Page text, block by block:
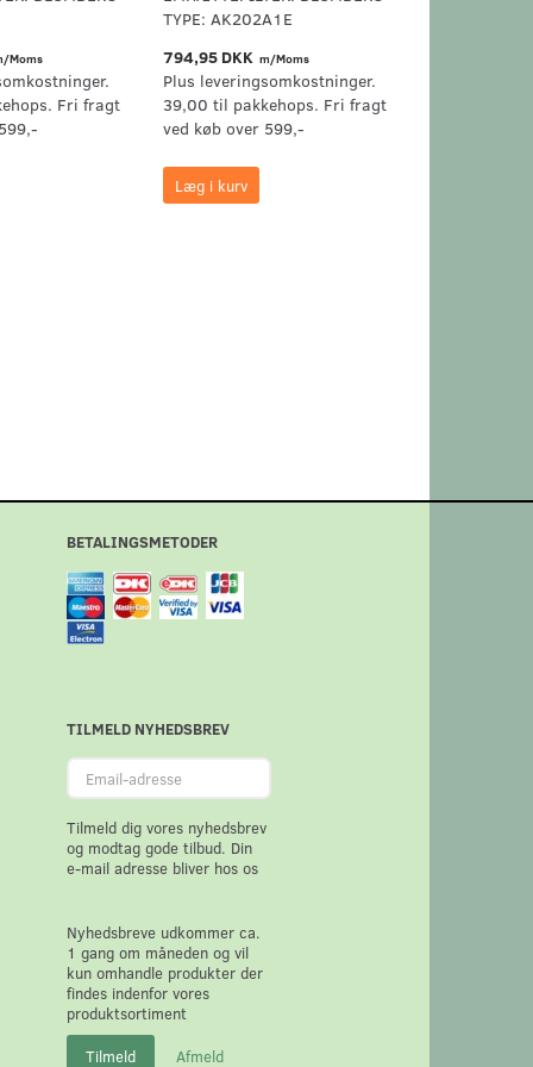
Moms
Fri fragt
TYPE: AK202A1E
794,95 DKK m/Moms
Plus leveringsomkostninger.
39,00 til pakkehops. Fri fragt
ved køb over 599,-
Læg i kurv
BETALINGSMETODER
TILMELD NYHEDSBREV
Email-
adresse
Tilmeld dig vores nyhedsbrev
og modtag gode tilbud. Din
e-mail adresse bliver hos os
Nyhedsbreve udkommer ca.
1 gang om måneden og vil
kun omhandle produkter der
findes indenfor vores
produktsortiment
Tilmeld Afmeld